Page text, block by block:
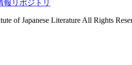
報リポジトリ
of Japanese Literature All Rights